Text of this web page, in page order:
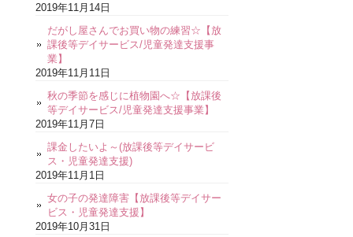
2019年11月14日
だがし屋さんでお買い物の練習☆【放
課後等デイサービス/児童発達支援事
業】
2019年11月11日
秋の季節を感じに植物園へ☆【放課後
等デイサービス/児童発達支援事業】
2019年11月7日
課金したいよ～(放課後等デイサービ
ス・児童発達支援)
2019年11月1日
女の子の発達障害【放課後等デイサー
ビス・児童発達支援】
2019年10月31日